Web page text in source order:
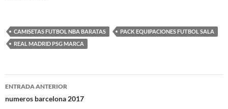
CAMISETAS FUTBOL NBA BARATAS
PACK EQUIPACIONES FUTBOL SALA
REAL MADRID PSG MARCA
Navegación
de
ENTRADA ANTERIOR
numeros barcelona 2017